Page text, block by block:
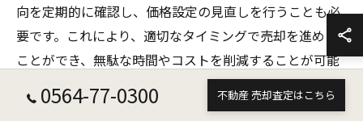
向を定期的に確認し、価格設定の見直しを行うことも必
要です。これにより、適切なタイミングで売却を進める
ことができ、無駄な時間やコストを削減することが可能
になります。さらに、フォローアップを通じて、買主と
の交渉を円滑に進めるための準備を整えることができ、
0564-77-0300 不動産 売却査定はこちら